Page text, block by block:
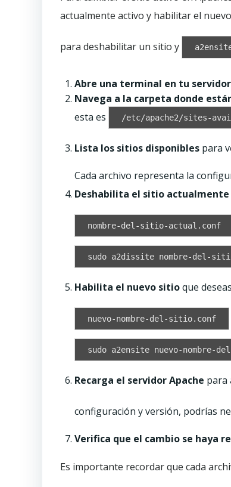
actualmente activo y habilitar el
para deshabilitar un sitio y
Abre una terminal en tu
Navega a la carpeta donde
esta es
/etc/apache2/sites-
Lista los sitios disponibles para
Cada archivo representa la
Deshabilita el sitio
nombre-del-sitio-actual.conf
sudo a2dissite nombre-del-
Habilita el nuevo sitioque
nuevo-nombre-del-sitio.conf
sudo a2ensite nuevo-nombre-
Recarga el servidor Apache para
configuración y versión, podrías
Verifica que el cambio se haya
Es importante recordar que cada